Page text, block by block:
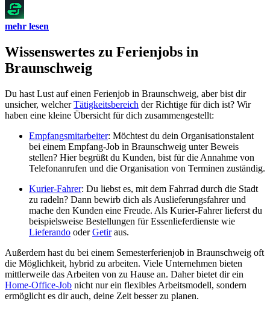
mehr lesen
Wissenswertes zu Ferienjobs in
Braunschweig
Du hast Lust auf einen Ferienjob in Braunschweig, aber bist dir
unsicher, welcherTätigkeitsbereich der Richtige für dich ist? Wir
haben eine kleine Übersicht für dich zusammengestellt:
Empfangsmitarbeiter: Möchtest du dein Organisationstalent
bei einem Empfang-Job in Braunschweig unter Beweis
stellen? Hier begrüßt du Kunden, bist für die Annahme von
Telefonanrufen und die Organisation von Terminen zuständig.
Kurier-Fahrer: Du liebst es, mit dem Fahrrad durch die Stadt
zu radeln? Dann bewirb dich als Auslieferungsfahrer und
mache den Kunden eine Freude. Als Kurier-Fahrer lieferst du
beispielsweise Bestellungen für Essenlieferdienste wie
Lieferando oderGetiraus.
Außerdem hast du bei einem Semesterferienjob in Braunschweig oft
die Möglichkeit, hybrid zu arbeiten. Viele Unternehmen bieten
mittlerweile das Arbeiten von zu Hause an. Daher bietet dir ein
Home-Office-Job nicht nur ein flexibles Arbeitsmodell, sondern
ermöglicht es dir auch, deine Zeit besser zu planen.